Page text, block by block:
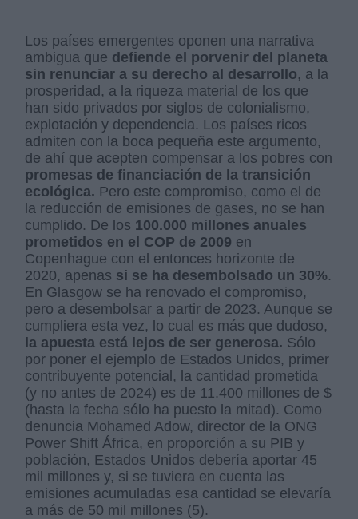
Los países emergentes oponen una narrativa
ambigua que defiende el porvenir del planeta
sin renunciar a su derecho al desarrollo, a la
prosperidad, a la riqueza material de los que
han sido privados por siglos de colonialismo,
explotación y dependencia. Los países ricos
admiten con la boca pequeña este argumento,
de ahí que acepten compensar a los pobres con
promesas de financiación de la transición
ecológica. Pero este compromiso, como el de
la reducción de emisiones de gases, no se han
cumplido. De los 100.000 millones anuales
prometidos en el COP de 2009 en
Copenhague con el entonces horizonte de
2020, apenas si se ha desembolsado un 30%.
En Glasgow se ha renovado el compromiso,
pero a desembolsar a partir de 2023. Aunque se
cumpliera esta vez, lo cual es más que dudoso,
la apuesta está lejos de ser generosa. Sólo
por poner el ejemplo de Estados Unidos, primer
contribuyente potencial, la cantidad prometida
(y no antes de 2024) es de 11.400 millones de $
(hasta la fecha sólo ha puesto la mitad). Como
denuncia Mohamed Adow, director de la ONG
Power Shift África, en proporción a su PIB y
población, Estados Unidos debería aportar 45
mil millones y, si se tuviera en cuenta las
emisiones acumuladas esa cantidad se elevaría
a más de 50 mil millones (5).